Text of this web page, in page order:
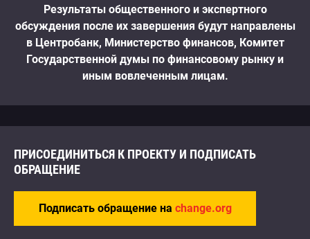
и сложное регулирование блокчейн сектора в
России, окажет отрицательное влияние на развитие
рынка. При этом, ЦФА и цифровые валюты как
имущество, а также операции с ними, с высокой
Результаты общественного и экспертного
обсуждения после их завершения будут направлены
в Центробанк, Министерство финансов, Комитет
Государственной думы по финансовому рынку и
иным вовлеченным лицам.
ПРИСОЕДИНИТЬСЯ К ПРОЕКТУ И ПОДПИСАТЬ
ОБРАЩЕНИЕ
Подписать обращение на change.org